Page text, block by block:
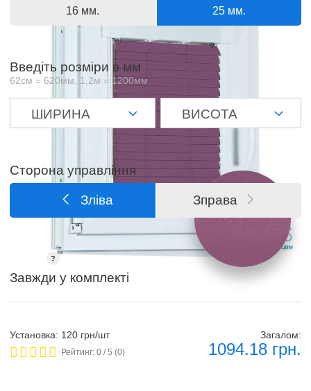
16 мм.
25 мм.
Введіть розміри в мм
62см = 620мм, 1,2м = 1200мм
Сторона управління
Зліва Зправа
?
Завжди у комплектi
Установка: 120 грн/шт
Рейтинг:0 / 5 (0)
Загалом:
1094.18грн.